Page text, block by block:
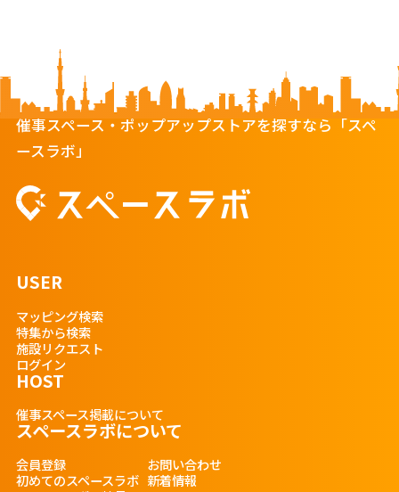
催事スペース・ポップアップストアを探すなら「スペ
ースラボ」
USER
マッピング検索
特集から検索
施設リクエスト
ログイン
HOST
催事スペース掲載について
スペースラボについて
会員登録
初めてのスペースラボ
お問い合わせ
新着情報